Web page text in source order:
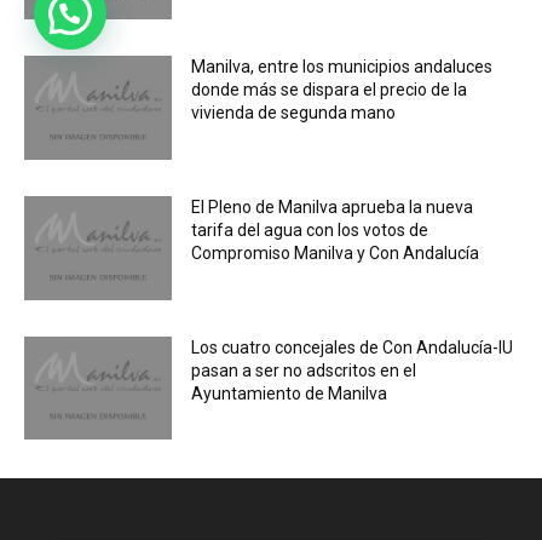
Manilva, entre los municipios andaluces
donde más se dispara el precio de la
vivienda de segunda mano
El Pleno de Manilva aprueba la nueva
tarifa del agua con los votos de
Compromiso Manilva y Con Andalucía
Los cuatro concejales de Con Andalucía-IU
pasan a ser no adscritos en el
Ayuntamiento de Manilva